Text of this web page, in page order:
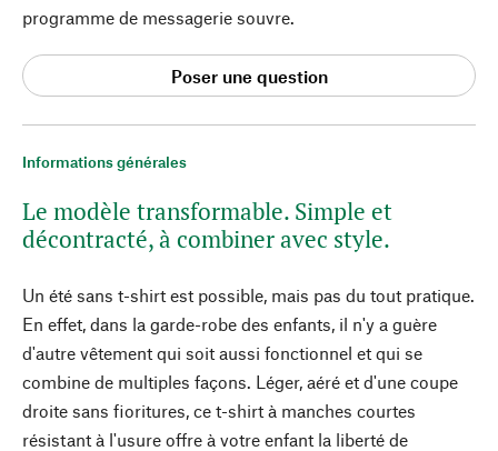
Informations générales
Le modèle transformable. Simple et
décontracté, à combiner avec style.
Un été sans t-shirt est possible, mais pas du tout pratique.
En effet, dans la garde-robe des enfants, il n'y a guère
d'autre vêtement qui soit aussi fonctionnel et qui se
combine de multiples façons. Léger, aéré et d'une coupe
droite sans fioritures, ce t-shirt à manches courtes
résistant à l'usure offre à votre enfant la liberté de
programme de messagerie souvre.
Poser une question